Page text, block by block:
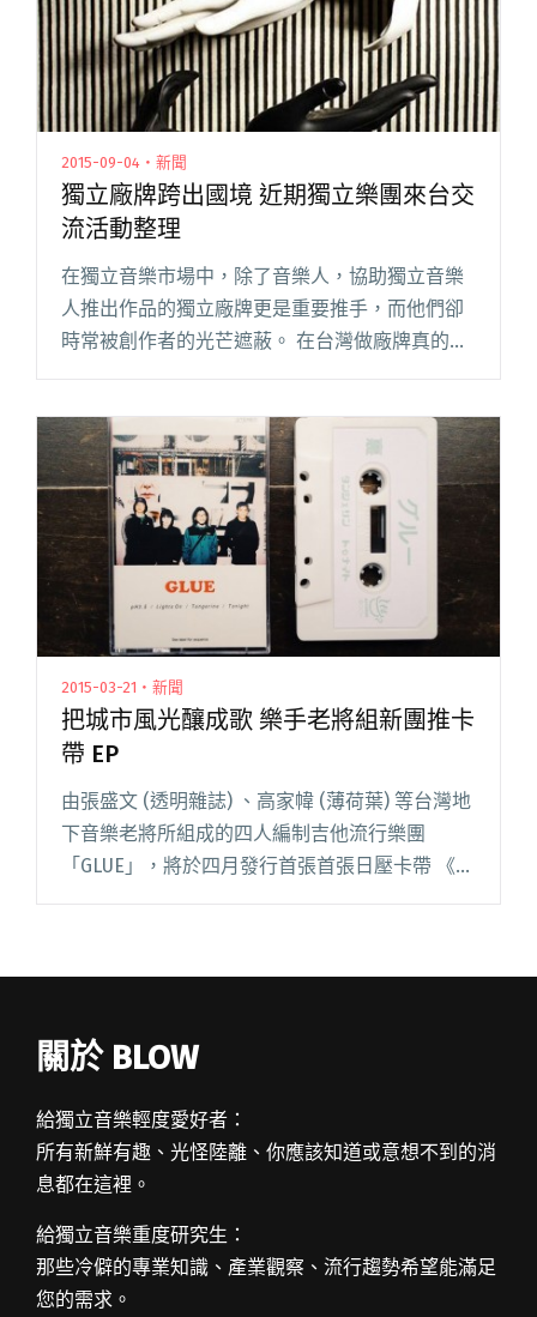
2015-09-04・新聞
獨立廠牌跨出國境 近期獨立樂團來台交
流活動整理
在獨立音樂市場中，除了音樂人，協助獨立音樂
人推出作品的獨立廠牌更是重要推手，而他們卻
時常被創作者的光芒遮蔽。 在台灣做廠牌真的很
不容易，除了發行，甚至身兼錄音、製作、推
流的橋樑；舉凡阿飛西雅貝斯手 閱讀全文 "獨立
廠牌跨出國境 近期獨立樂團來台交流活動整理"
2015-03-21・新聞
把城市風光釀成歌 樂手老將組新團推卡
帶 EP
由張盛文 (透明雜誌) 、高家幃 (薄荷葉) 等台灣地
下音樂老將所組成的四人編制吉他流行樂團
「GLUE」，將於四月發行首張首張日壓卡帶 《
Glue Tape 》。首賣音樂會於 4/4 舉辦，更找來
關於 BLOW
給獨立音樂輕度愛好者：
所有新鮮有趣、光怪陸離、你應該知道或意想不到的消
息都在這裡。
給獨立音樂重度研究生：
那些冷僻的專業知識、產業觀察、流行趨勢希望能滿足
您的需求。